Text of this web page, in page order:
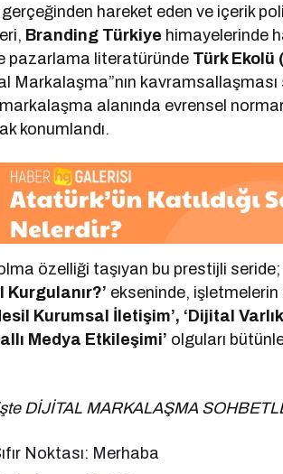
hareket eden ve içerik
Branding Türkiye himayelerinde
pazarlama literatüründe Türk Ekolü
Markalaşma”nın
alanında evrensel
konumlandı.
özelliği taşıyan bu prestijli seride;
Kurgulanır?’ ekseninde, işletmelerin
Kurumsal İletişim’, ‘Dijital
Medya Etkileşimi’ olguları
DİJİTAL MARKALAŞMA
Noktası: Merhaba